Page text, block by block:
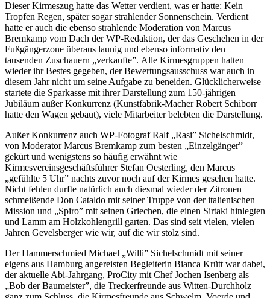
Dieser Kirmeszug hatte das Wetter verdient, was er hatte: Kein
Tropfen Regen, später sogar strahlender Sonnenschein. Verdient
hatte er auch die ebenso strahlende Moderation von Marcus
Bremkamp vom Dach der WP-Redaktion, der das Geschehen in der
Fußgängerzone überaus launig und ebenso informativ den
tausenden Zuschauern „verkaufte”. Alle Kirmesgruppen hatten
wieder ihr Bestes gegeben, der Bewertungsausschuss war auch in
diesem Jahr nicht um seine Aufgabe zu beneiden. Glücklicherweise
startete die Sparkasse mit ihrer Darstellung zum 150-jährigen
Jubiläum außer Konkurrenz (Kunstfabrik-Macher Robert Schiborr
hatte den Wagen gebaut), viele Mitarbeiter belebten die Darstellung.
Außer Konkurrenz auch WP-Fotograf Ralf „Rasi” Sichelschmidt,
von Moderator Marcus Bremkamp zum besten „Einzelgänger”
gekürt und wenigstens so häufig erwähnt wie
Kirmesvereinsgeschäftsführer Stefan Oesterling, den Marcus
„gefühlte 5 Uhr” nachts zuvor noch auf der Kirmes gesehen hatte.
Nicht fehlen durfte natürlich auch diesmal wieder der Zitronen
schmeißende Don Cataldo mit seiner Truppe von der italienischen
Mission und „Spiro” mit seinen Griechen, die einen Sirtaki hinlegten
und Lamm am Holzkohlengrill garten. Das sind seit vielen, vielen
Jahren Gevelsberger wie wir, auf die wir stolz sind.
Der Hammerschmied Michael „Willi” Sichelschmidt mit seiner
eigens aus Hamburg angereisten Begleiterin Bianca Krütt war dabei,
der aktuelle Abi-Jahrgang, ProCity mit Chef Jochen Isenberg als
„Bob der Baumeister”, die Treckerfreunde aus Witten-Durchholz